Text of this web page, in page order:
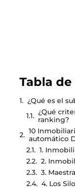
Tabla
¿Qué es el
¿Qué
ranking?
10
automático
1.
2.
3.
4. Los